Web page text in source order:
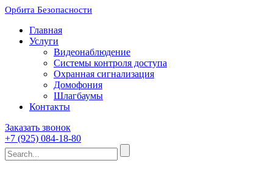
Орбита Безопасности
Главная
Услуги
Видеонаблюдение
Системы контроля доступа
Охранная сигнализация
Домофония
Шлагбаумы
Контакты
Заказать звонок
+7 (925) 084-18-80